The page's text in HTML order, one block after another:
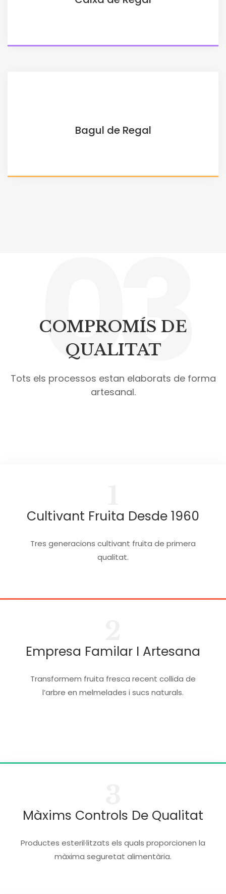
Bagul de Regal
03
COMPROMÍS DE
QUALITAT
Tots els processos estan elaborats de forma
artesanal.
Cultivant Fruita Desde 1960
Tres generacions cultivant fruita de primera
qualitat.
Empresa Familar I Artesana
Transformem fruita fresca recent collida de
l’arbre en melmelades i sucs naturals.
Màxims Controls De Qualitat
Productes esteril·litzats els quals proporcionen la
màxima seguretat alimentària.